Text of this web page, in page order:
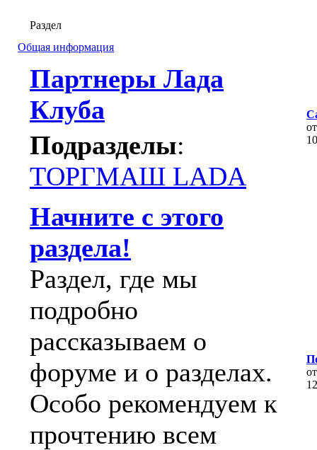
Раздел
Общая информация
Партнеры Лада
Клуба
Подразделы:
ТОРГМАШ LADA
Начните с этого
раздела!
Раздел, где мы
подробно
рассказываем о
форуме и о разделах.
Особо рекомендуем к
прочтению всем